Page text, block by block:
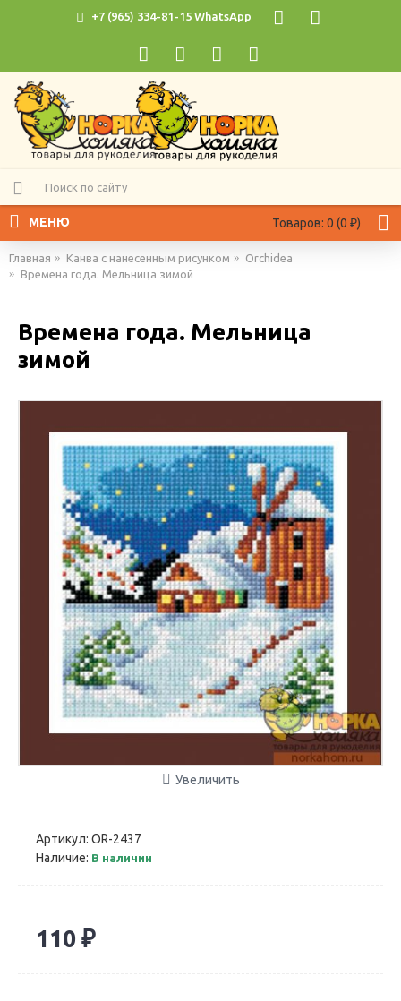
+7 (965) 334-81-15 WhatsApp
Товаров: 0 (0 ₽)
МЕНЮ
Главная Канва с нанесенным рисунком
Orchidea
Времена года. Мельница зимой
Времена года. Мельница
зимой
Увеличить
Артикул: OR-2437
Наличие: В наличии
110 ₽